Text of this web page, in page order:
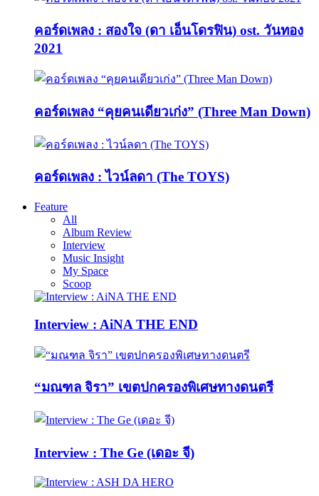
คอร์ดเพลง : สองใจ (ดา เอ็นโดรฟิน) ost. วันทอง
2021
คอร์ดเพลง “คุยคนเดียวเก่ง” (Three Man Down)
คอร์ดเพลง : ไวน์ลดา (The TOYS)
Feature
All
Album Review
Interview
Music Insight
My Space
Scoop
Interview : AiNA THE END
“มณฑล จิรา” เขตปกครองพิเศษทางดนตรี
Interview : The Ge (เดอะ จี)